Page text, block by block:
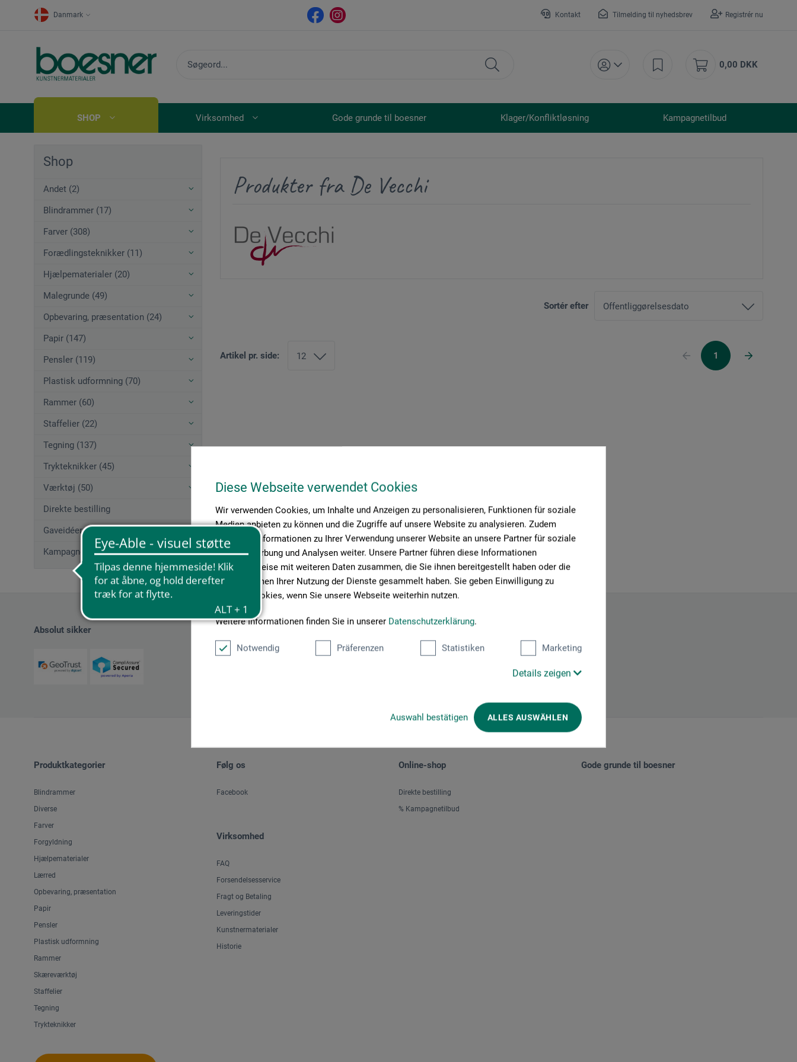
Diese Webseite verwendet Cookies
Wir verwenden Cookies, um Inhalte und Anzeigen zu personalisieren, Funktionen für soziale
Medien anbieten zu können und die Zugriffe auf unsere Website zu analysieren. Zudem
geben wir Informationen zu Ihrer Verwendung unserer Website an unsere Partner für soziale
Medien, Werbung und Analysen weiter. Unsere Partner führen diese Informationen
möglicherweise mit weiteren Daten zusammen, die Sie ihnen bereitgestellt haben oder die
sie im Rahmen Ihrer Nutzung der Dienste gesammelt haben. Sie geben Einwilligung zu
unseren Cookies, wenn Sie unsere Webseite weiterhin nutzen.
Weitere Informationen finden Sie in unserer Datenschutzerklärung.
Notwendig Präferenzen Statistiken Marketing
Details zeigen
Auswahl bestätigen ALLES AUSWÄHLEN
Danmark Kontakt Tilmelding til nyhedsbrev Registrér nu
0,00 DKK
SHOP Virksomhed Gode grunde til boesner Klager/Konfliktløsning Kampagnetilbud
Shop
Andet (2)
Blindrammer (17)
Farver (308)
Forædlingsteknikker (11)
Hjælpematerialer (20)
Malegrunde (49)
Opbevaring, præsentation (24)
Papir (147)
Pensler (119)
Plastisk udformning (70)
Rammer (60)
Staffelier (22)
Tegning (137)
Trykteknikker (45)
Værktøj (50)
Direkte bestilling
Gaveidéer (12)
Kampagnetilbud
Produkter fra De Vecchi
Sortér efter
Artikel pr. side: 1
Absolut sikker
Produktkategorier
Blindrammer
Diverse
Farver
Forgyldning
Hjælpematerialer
Lærred
Opbevaring, præsentation
Papir
Pensler
Plastisk udformning
Rammer
Skæreværktøj
Staffelier
Tegning
Trykteknikker
Følg os
Facebook
Virksomhed
FAQ
Forsendelsesservice
Fragt og Betaling
Leveringstider
Kunstnermaterialer
Historie
Online-shop
Direkte bestilling
% Kampagnetilbud
Gode grunde til boesner